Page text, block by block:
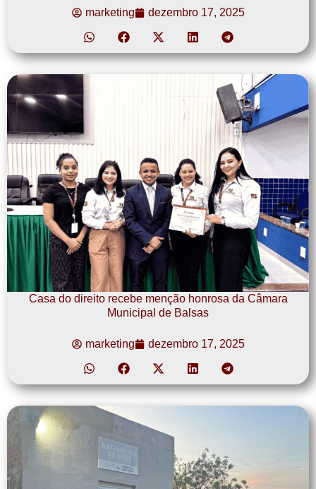
marketing dezembro 17, 2025
Casa do direito recebe menção honrosa da Câmara
Municipal de Balsas
marketing dezembro 17, 2025